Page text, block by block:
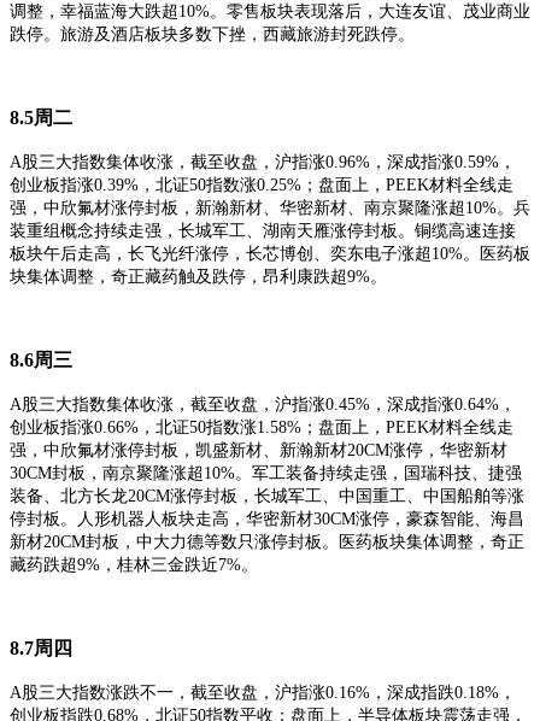
调整，幸福蓝海大跌超10%。零售板块表现落后，大连友谊、茂业商业
跌停。旅游及酒店板块多数下挫，西藏旅游封死跌停。
8.5周二
A股三大指数集体收涨，截至收盘，沪指涨0.96%，深成指涨0.59%，
创业板指涨0.39%，北证50指数涨0.25% ； 盘面上， PEEK材料全线走
强，中欣氟材涨停封板，新瀚新材、华密新材、南京聚隆涨超10%。兵
装重组概念持续走强，长城军工、湖南天雁涨停封板。铜缆高速连接
板块午后走高，长飞光纤涨停，长芯博创、奕东电子涨超10%。医药板
块集体调整，奇正藏药触及跌停，昂利康跌超9%。
8.6周三
A股三大指数集体收涨，截至收盘，沪指涨0.45%，深成指涨0.64%，
创业板指涨0.66%，北证50指数涨1.58% ； 盘面上， PEEK材料全线走
强，中欣氟材涨停封板，凯盛新材、新瀚新材20CM涨停，华密新材
30CM封板，南京聚隆涨超10%。军工装备持续走强，国瑞科技、捷强
装备、北方长龙20CM涨停封板，长城军工、中国重工、中国船舶等涨
停封板。人形机器人板块走高，华密新材30CM涨停，豪森智能、海昌
新材20CM封板，中大力德等数只涨停封板。医药板块集体调整，奇正
藏药跌超9%，桂林三金跌近7%。
8.7周四
A股三大指数涨跌不一，截至收盘，沪指涨0.16%，深成指跌0.18%，
创业板指跌0.68%，北证50指数平收 ； 盘面上，半导体板块震荡走强，